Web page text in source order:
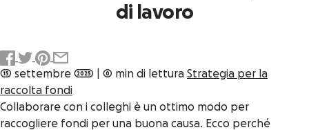
di lavoro
15 settembre 2025 0 min di lettura Strategia per la
raccolta fondi
Collaborare con i colleghi è un ottimo modo per
raccogliere fondi per una buona causa. Ecco perché